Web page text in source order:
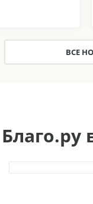
ВСЕ
Благо.ру